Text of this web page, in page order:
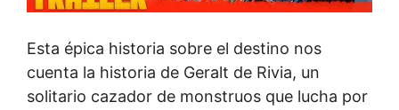
Esta épica historia sobre el destino nos
cuenta la historia de Geralt de Rivia, un
solitario cazador de monstruos que lucha por